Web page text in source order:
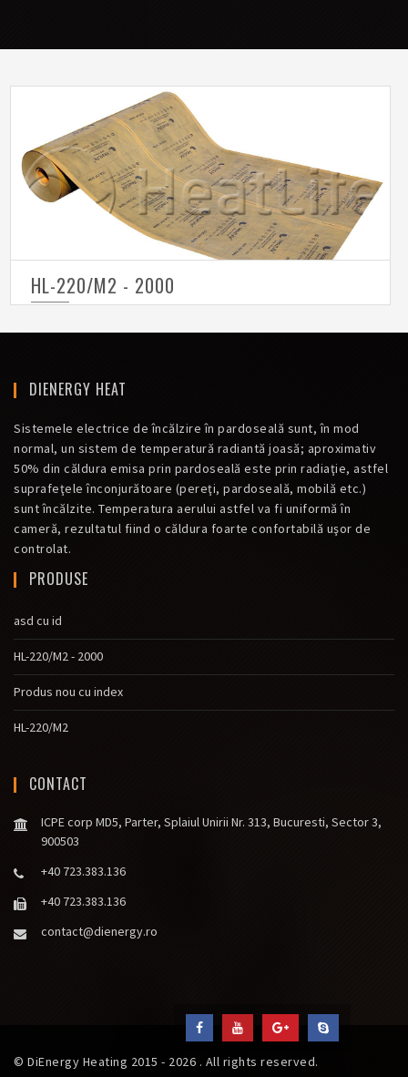
HL-220/M2 - 2000
DIENERGY HEAT
Sistemele electrice de încălzire în pardoseală sunt, în mod
normal, un sistem de temperatură radiantă joasă; aproximativ
50% din căldura emisa prin pardoseală este prin radiaţie, astfel
suprafeţele înconjurătoare (pereţi, pardoseală, mobilă etc.)
sunt încălzite. Temperatura aerului astfel va fi uniformă în
cameră, rezultatul fiind o căldura foarte confortabilă uşor de
controlat.
PRODUSE
asd cu id
HL-220/M2 - 2000
Produs nou cu index
HL-220/M2
CONTACT
ICPE corp MD5, Parter, Splaiul Unirii Nr. 313, Bucuresti, Sector 3,
900503
+40 723.383.136
+40 723.383.136
contact@dienergy.ro
© DiEnergy Heating 2015 - 2026 . All rights reserved.